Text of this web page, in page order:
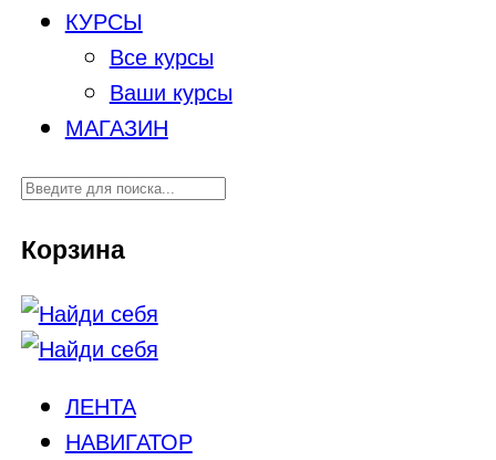
КУРСЫ
Все курсы
Ваши курсы
МАГАЗИН
Корзина
ЛЕНТА
НАВИГАТОР